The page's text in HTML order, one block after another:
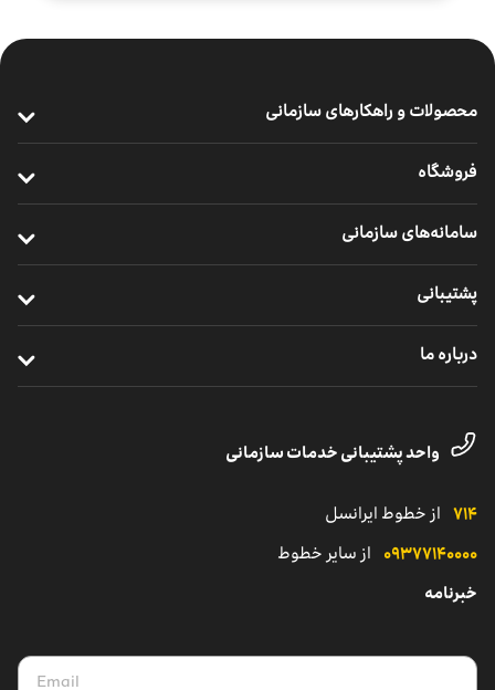
محصولات و راهکارهای سازمانی
ارتباطات یکپارچه سازمانی
خدمات ابری
اینترنت اشیا
خدمات دیجیتال
فروشگاه
خرید ردیاب خودرو
سامانه‌های سازمانی
مدیریت هوشمند ناوگان
پشتیبانی
نمایندگی
درباره ما
داستان موفقیت
واحد پشتیبانی خدمات سازمانی
۷۱۴ از خطوط ایرانسل
۰۹۳۷۷۱۴۰۰۰۰ از سایر خطوط
خبرنامه